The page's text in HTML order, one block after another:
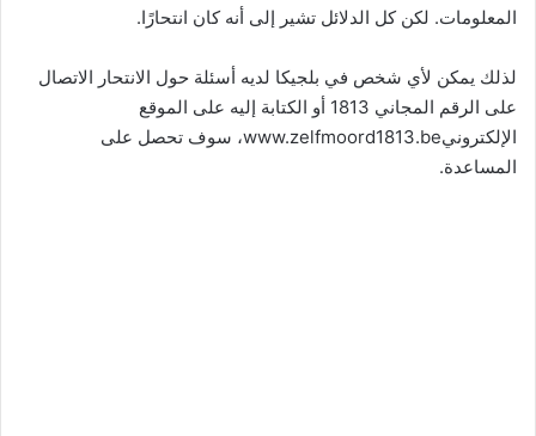
المعلومات. لكن كل الدلائل تشير إلى أنه كان انتحارًا.
لذلك يمكن لأي شخص في بلجيكا لديه أسئلة حول الانتحار الاتصال
على الرقم المجاني 1813 أو الكتابة إليه على الموقع
الإلكترونيwww.zelfmoord1813.be، سوف تحصل على
المساعدة.